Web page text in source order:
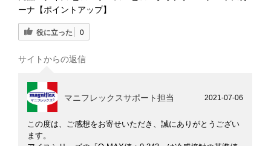
ーナ【ポイントアップ】
役に立った 0
サイトからの返信
マニフレックスサポート担当 2021-07-06
この度は、ご感想をお寄せいただき、誠にありがとうござい
ます。